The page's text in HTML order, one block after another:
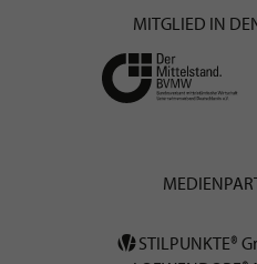
MITGLIED IN
STILPUNKTE®